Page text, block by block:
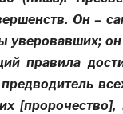
Он –
правила
[пророчество],